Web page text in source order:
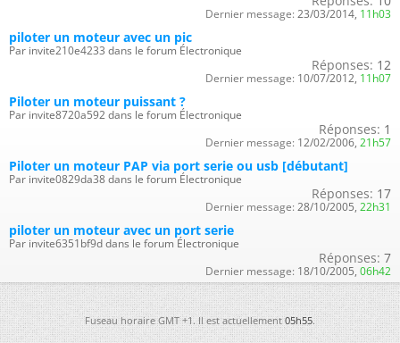
Dernier message: 23/03/2014, 11h03
piloter un moteur avec un pic
Par invite210e4233 dans le forum Électronique
Réponses: 12
Dernier message: 10/07/2012, 11h07
Piloter un moteur puissant ?
Par invite8720a592 dans le forum Électronique
Réponses: 1
Dernier message: 12/02/2006, 21h57
Piloter un moteur PAP via port serie ou usb [débutant]
Par invite0829da38 dans le forum Électronique
Réponses: 17
Dernier message: 28/10/2005, 22h31
piloter un moteur avec un port serie
Par invite6351bf9d dans le forum Électronique
Réponses: 7
Dernier message: 18/10/2005, 06h42
Fuseau horaire GMT +1. Il est actuellement05h55.